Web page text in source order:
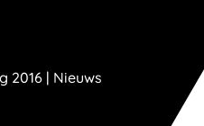
2016| Nieuws